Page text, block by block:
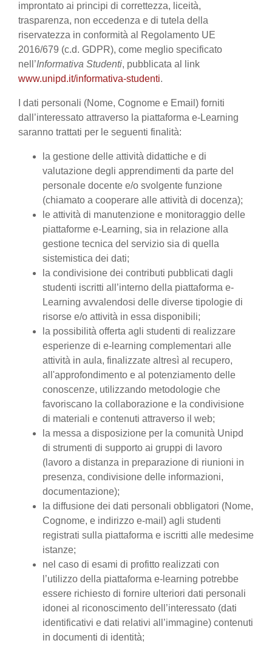
improntato ai principi di correttezza, liceità,
trasparenza, non eccedenza e di tutela della
riservatezza in conformità al Regolamento UE
2016/679 (c.d. GDPR), come meglio specificato
nell’Informativa Studenti, pubblicata al link
www.unipd.it/informativa-studenti.
I dati personali (Nome, Cognome e Email) forniti
dall’interessato attraverso la piattaforma e-Learning
saranno trattati per le seguenti finalità:
la gestione delle attività didattiche e di
valutazione degli apprendimenti da parte del
personale docente e/o svolgente funzione
(chiamato a cooperare alle attività di docenza);
le attività di manutenzione e monitoraggio delle
piattaforme e-Learning, sia in relazione alla
gestione tecnica del servizio sia di quella
sistemistica dei dati;
la condivisione dei contributi pubblicati dagli
studenti iscritti all’interno della piattaforma e-
Learning avvalendosi delle diverse tipologie di
risorse e/o attività in essa disponibili;
la possibilità offerta agli studenti di realizzare
esperienze di e-learning complementari alle
attività in aula, finalizzate altresì al recupero,
all'approfondimento e al potenziamento delle
conoscenze, utilizzando metodologie che
favoriscano la collaborazione e la condivisione
di materiali e contenuti attraverso il web;
la messa a disposizione per la comunità Unipd
di strumenti di supporto ai gruppi di lavoro
(lavoro a distanza in preparazione di riunioni in
presenza, condivisione delle informazioni,
documentazione);
la diffusione dei dati personali obbligatori (Nome,
Cognome, e indirizzo e-mail) agli studenti
registrati sulla piattaforma e iscritti alle medesime
istanze;
nel caso di esami di profitto realizzati con
l’utilizzo della piattaforma e-learning potrebbe
essere richiesto di fornire ulteriori dati personali
idonei al riconoscimento dell’interessato (dati
identificativi e dati relativi all’immagine) contenuti
in documenti di identità;